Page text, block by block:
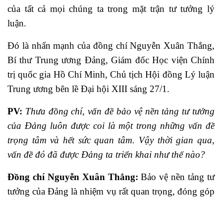
của tất cả mọi chúng ta trong mặt trận tư tưởng lý
luận.
Đó là nhấn mạnh của đồng chí Nguyễn Xuân Thắng,
Bí thư Trung ương Đảng, Giám đốc Học viện Chính
trị quốc gia Hồ Chí Minh, Chủ tịch Hội đồng Lý luận
Trung ương bên lề Đại hội XIII sáng 27/1.
PV: Thưa đồng chí, vấn đề bảo vệ nền tảng tư tưởng
của Đảng luôn được coi là một trong những vấn đề
trọng tâm và hết sức quan tâm. Vậy thời gian qua,
vấn đề đó đã được Đảng ta triển khai như thế nào?
Đồng chí Nguyễn Xuân Thắng: Bảo vệ nền tảng tư
tưởng của Đảng là nhiệm vụ rất quan trọng, đóng góp